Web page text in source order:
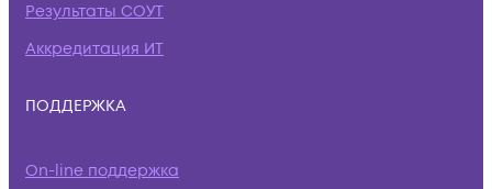
Результаты СОУТ
Аккредитация ИТ
ПОДДЕРЖКА
On-line поддержка